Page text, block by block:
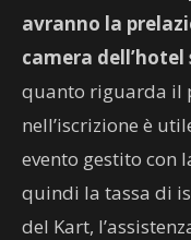
avranno la
camera
quanto riguarda il
nell’iscrizione è
evento gestito con
quindi la tassa di
del Kart,